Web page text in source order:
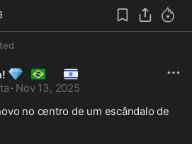
💎 🇧🇷 🇮🇱
· Nov 13, 2025
no centro de um escândalo de